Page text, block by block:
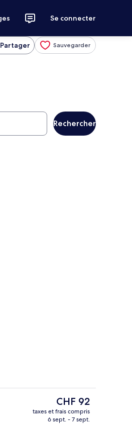
Se connecter
Partager Sauvegarder
Rechercher
Roll-in Shower)
Le
prix
actuel
CHF 92
taxes et frais compris
6 sept. - 7 sept.